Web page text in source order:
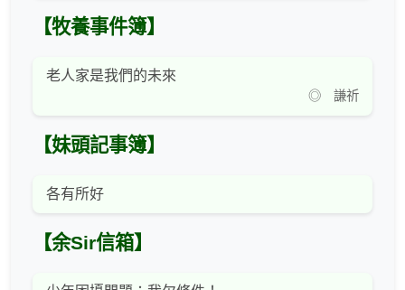
【牧養事件簿】
老人家是我們的未來
◎ 謙祈
【妹頭記事簿】
各有所好
【余Sir信箱】